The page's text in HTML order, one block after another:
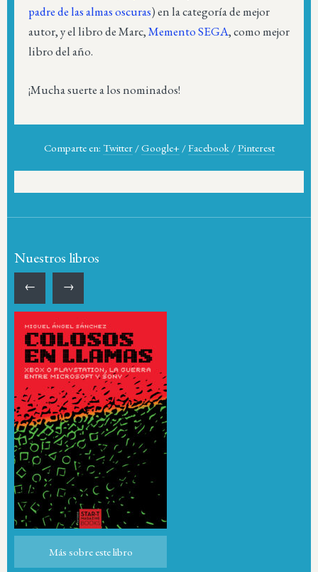
padre de las almas oscuras) en la categoría de mejor
autor, y el libro de Marc,Memento SEGA, como mejor
libro del año.
¡Mucha suerte a los nominados!
Comparte en: Twitter /Google+ /Facebook /Pinterest
Nuestros libros
← →
Más sobre este libro